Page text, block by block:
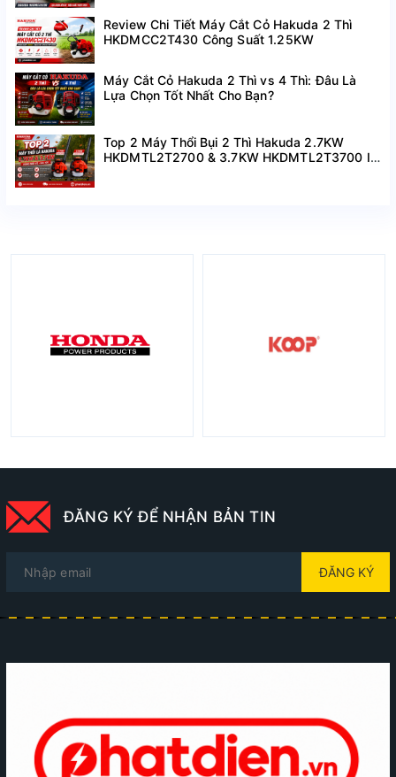
Review Chi Tiết Máy Cắt Cỏ Hakuda 2 Thì
HKDMCC2T430 Công Suất 1.25KW
Máy Cắt Cỏ Hakuda 2 Thì vs 4 Thì: Đâu Là
Lựa Chọn Tốt Nhất Cho Bạn?
Top 2 Máy Thổi Bụi 2 Thì Hakuda 2.7KW
HKDMTL2T2700 & 3.7KW HKDMTL2T3700 I
ĐĂNG KÝ ĐỂ NHẬN BẢN TIN
ĐĂNG KÝ